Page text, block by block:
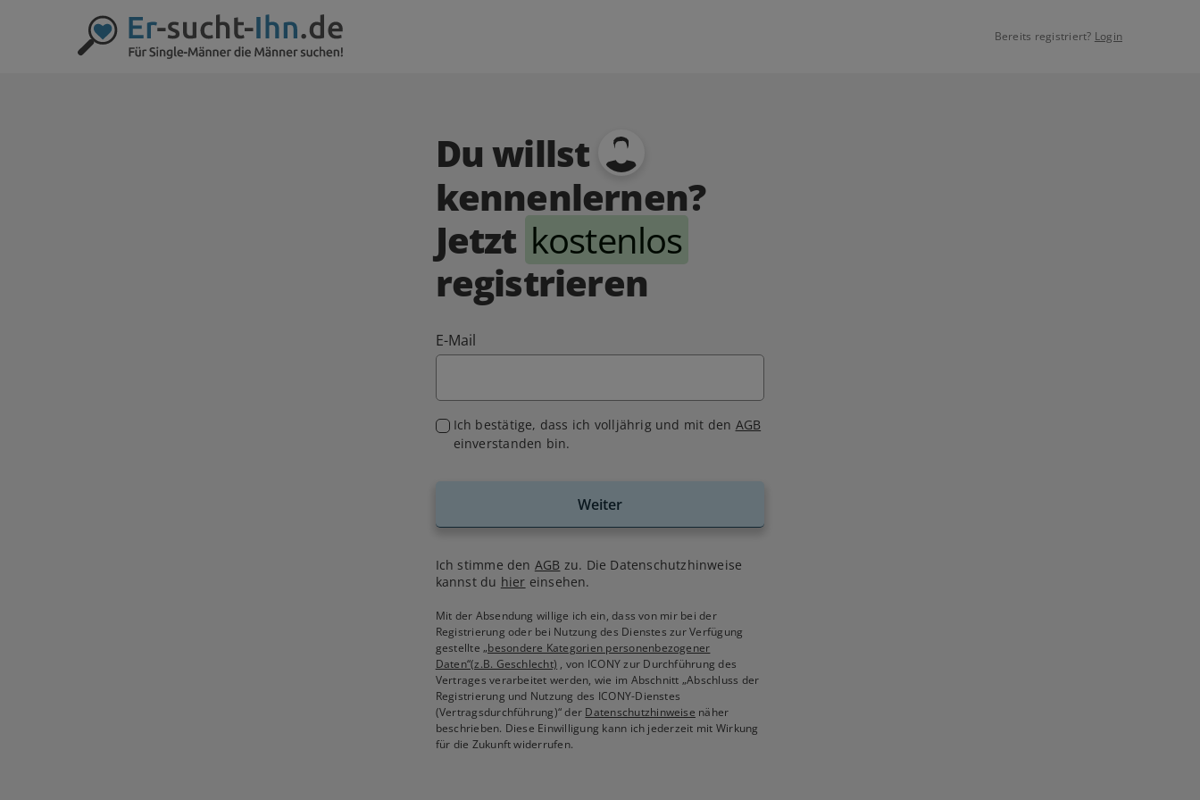
Bereits registriert? Login
Du willst
kennenlernen?
Jetzt kostenlos
registrieren
E-Mail
Ich bestätige, dass ich volljährig und mit den AGB
einverstanden bin.
Weiter
Ich stimme den AGB zu. Die Datenschutzhinweise
kannst du hier einsehen.
Mit der Absendung willige ich ein, dass von mir bei der
Registrierung oder bei Nutzung des Dienstes zur Verfügung
gestellte„besondere Kategorien personenbezogener
Daten“(z.B. Geschlecht) , von ICONY zur Durchführung des
Vertrages verarbeitet werden, wie im Abschnitt „Abschluss der
Registrierung und Nutzung des ICONY-Dienstes
(Vertragsdurchführung)“ der Datenschutzhinweise näher
beschrieben. Diese Einwilligung kann ich jederzeit mit Wirkung
für die Zukunft widerrufen.